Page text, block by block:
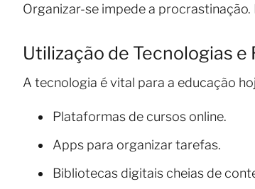
Organizar-se impede a
Utilização de Tecnologias e
A tecnologia é vital para a educação
Plataformas de cursos online.
Apps para organizar tarefas.
Bibliotecas digitais cheias de